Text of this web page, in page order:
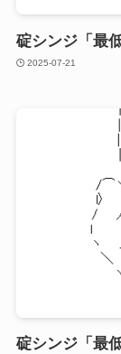
碇シンジ「最
2025-07-21
碇シンジ「最